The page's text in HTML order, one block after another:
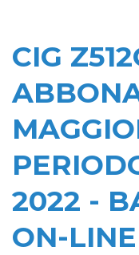
CIG
2022 -
ON-